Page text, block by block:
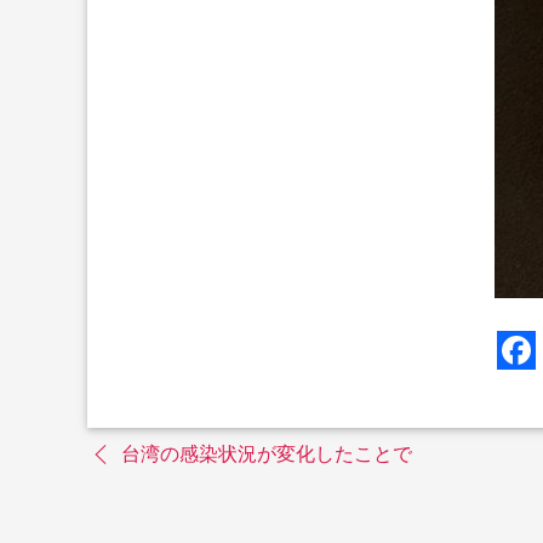
台湾の感染状況が変化したことで